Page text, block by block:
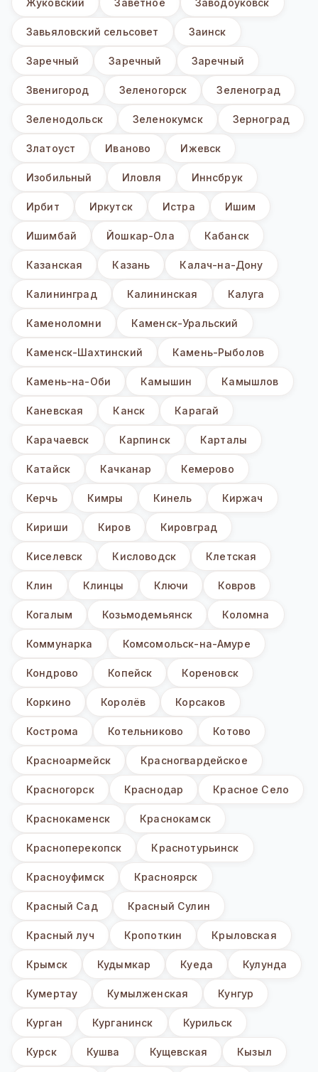
Жуковский Заветное Заводоуковск
Завьяловский сельсовет Заинск
Заречный Заречный Заречный
Звенигород Зеленогорск Зеленоград
Зеленодольск Зеленокумск Зерноград
Златоуст Иваново Ижевск
Изобильный Иловля Иннсбрук
Ирбит Иркутск Истра Ишим
Ишимбай Йошкар-Ола Кабанск
Казанская Казань Калач-на-Дону
Калининград Калининская Калуга
Каменоломни Каменск-Уральский
Каменск-Шахтинский Камень-Рыболов
Камень-на-Оби Камышин Камышлов
Каневская Канск Карагай
Карачаевск Карпинск Карталы
Катайск Качканар Кемерово
Керчь Кимры Кинель Киржач
Кириши Киров Кировград
Киселевск Кисловодск Клетская
Клин Клинцы Ключи Ковров
Когалым Козьмодемьянск Коломна
Коммунарка Комсомольск-на-Амуре
Кондрово Копейск Кореновск
Коркино Королёв Корсаков
Кострома Котельниково Котово
Красноармейск Красногвардейское
Красногорск Краснодар Красное Село
Краснокаменск Краснокамск
Красноперекопск Краснотурьинск
Красноуфимск Красноярск
Красный Сад Красный Сулин
Красный луч Кропоткин Крыловская
Крымск Кудымкар Куеда Кулунда
Кумертау Кумылженская Кунгур
Курган Курганинск Курильск
Курск Кушва Кущевская Кызыл